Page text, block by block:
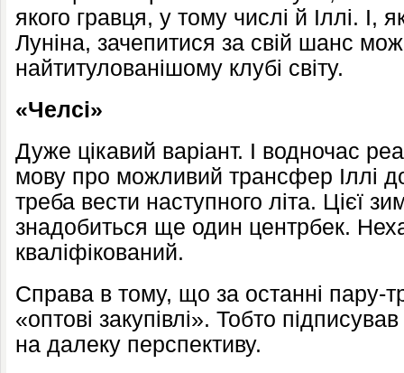
якого гравця, у тому числі й Іллі. І,
Луніна, зачепитися за свій шанс
найтитулованішому клубі світу.
«Челсі»
Дуже цікавий варіант. І водночас
мову про можливий трансфер Іллі
треба вести наступного літа. Цієї
знадобиться ще один центрбек.
кваліфікований.
Справа в тому, що за останні пару-
«оптові закупівлі». Тобто
на далеку перспективу.